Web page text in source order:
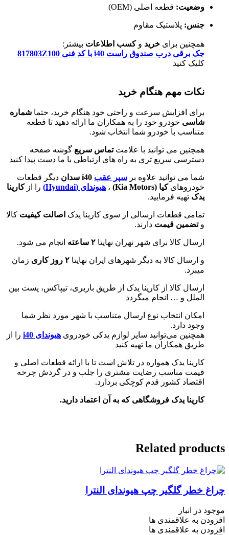
وضعیت: قطعه اصلی (OEM)
جنس: پلاستیک مقاوم
همچنین برای خرید وکسب اطلاعات بیشتر:
جک برقی درب صندوق راست i40 با کد فنی 817803Z100
کلیک کنید
نکات مهم هنگام خرید
برای افزایش سرعت و راحتی خود هنگام خرید، حتما شماره
شاسی خودرو خود را به همکاران ما ارائه دهید تا قطعه
متناسب با خودرو شما انتخاب شود.
همچنین می توانید با علامتتماس سریع گوشه صفحه
دسترسی سریع تری به راه های ارتباطی با ما دست پیدا کنید
شما می توانید علاوه بر سپر عقب
دیگر قطعات
خودروهایکیا (Kia Motors
) ، هیوندای (Hyundai
) را ازکارینا
یدک تهیه فرمایید.
تمامی قطعات ارسالی از سوی کارینا یدک اصالت کیفیت کالا
وتضمین قیمت دارند.
ارسال کالا برای شهر تهران نهایتا ۲ ساعته انجام می شود.
و ارسال کالا به دیگر شهرهای ایران نهایتا ۲ روز کاری
زمان
میبرد.
ارسال کالا از کارینا یدک از طریق باربری، تیپاکس، پست بین
الملل و … انجام میگردد
امکان انتخاب نوع ارسال متناسب با شهر مورد نظر شما
وجود دارد.
همچنین می‌توانید سایر لوازم یدکی خودروی هیوندای i40
را از
طریق همکاران ما تهیه کنید
کارینا یدک همواره در تلاش است تا با ارائه قطعات اصلی و
قیمت مناسب رضایت مشتری را جلب و در گردش چرخه
اقتصاد کشور قدم کوچکی بردارد.
کارینا یدک فروشگاهی که به آن اعتماد دارید.
Related products
چراغ خطر گلگیر چپ هیوندای النترا
موجود در انبار
افزودن به علاقمندی ها
افزودن به علاقمندی ها